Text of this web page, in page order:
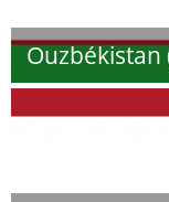
Ouzbékistan